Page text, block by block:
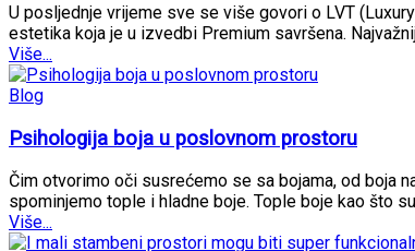
U posljednje vrijeme sve se više govori o LVT
estetika koja je u izvedbi Premium savršena.
Više...
Blog
Psihologija boja u poslovnom prostoru
Čim otvorimo oči susrećemo se sa bojama, od boja
spominjemo tople i hladne boje. Tople boje kao što
Više...